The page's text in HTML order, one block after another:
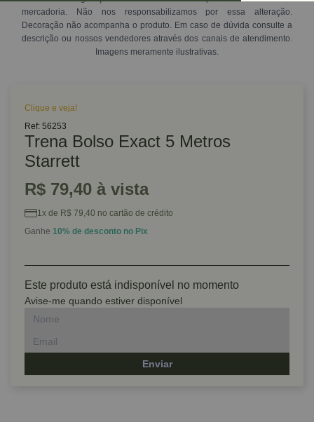
mercadoria. Não nos responsabilizamos por essa alteração.
Decoração não acompanha o produto. Em caso de dúvida consulte a
descrição ou nossos vendedores através dos canais de atendimento.
Imagens meramente ilustrativas.
Clique e veja!
Ref: 56253
Trena Bolso Exact 5 Metros
Starrett
R$ 79,40 à vista
1x de R$ 79,40 no cartão de crédito
Ganhe 10% de desconto no Pix
Este produto está indisponível no momento
Avise-me quando estiver disponível
Enviar